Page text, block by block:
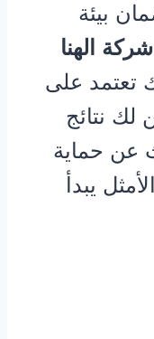
بيئة
شركة الهنا
تعتمد على
لك نتائج
عن حماية
يبدأ